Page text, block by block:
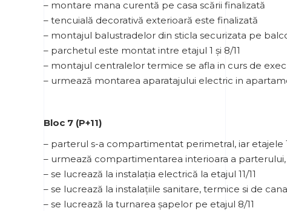
– montare mana curentă pe casa scării finalizată
– tencuială decorativă exterioară este finalizată
– montajul balustradelor din sticla securizata pe
– parchetul este montat intre etajul 1 și 8/11
– montajul centralelor termice se afla in curs de
– urmează montarea aparatajului electric in
Bloc 7 (P+11)
– parterul s-a compartimentat perimetral, iar etajele
– urmează compartimentarea interioara a
– se lucrează la instalația electrică la etajul 11/11
– se lucrează la instalațiile sanitare, termice si de
– se lucrează la turnarea șapelor pe etajul 8/11